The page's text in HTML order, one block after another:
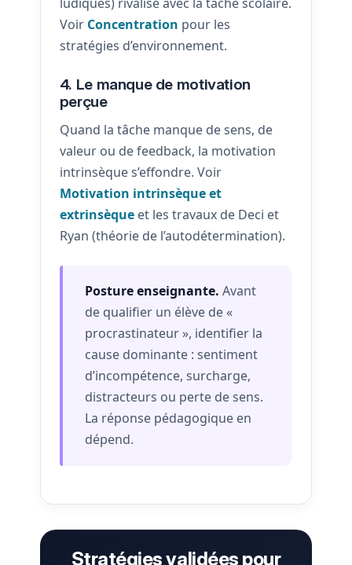
Voir Concentration pour les
stratégies d’environnement.
4. Le manque de motivation
perçue
Quand la tâche manque de sens, de
valeur ou de feedback, la motivation
intrinsèque s’effondre. Voir
Motivation intrinsèque et
extrinsèqueet les travaux de Deci et
Ryan (théorie de l’autodétermination).
Posture enseignante. Avant
de qualifier un élève de «
procrastinateur », identifier la
cause dominante : sentiment
d’incompétence, surcharge,
distracteurs ou perte de sens.
La réponse pédagogique en
dépend.
Stratégies validées pour